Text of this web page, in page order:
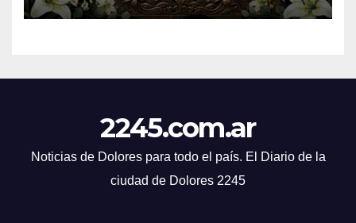
2245.com.ar
Noticias de Dolores para todo el país. El Diario de la
ciudad de Dolores 2245